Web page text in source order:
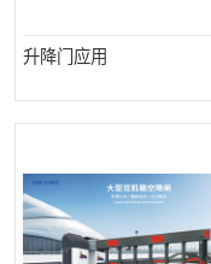
升降门应用